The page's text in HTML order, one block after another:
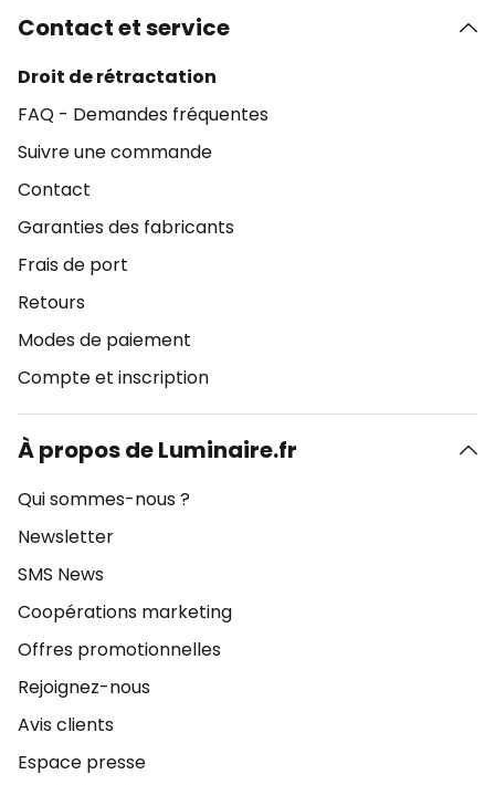
Contact et service
Droit de rétractation
FAQ - Demandes fréquentes
Suivre une commande
Contact
Garanties des fabricants
Frais de port
Retours
Modes de paiement
Compte et inscription
À propos de Luminaire.fr
Qui sommes-nous ?
Newsletter
SMS News
Coopérations marketing
Offres promotionnelles
Rejoignez-nous
Avis clients
Espace presse